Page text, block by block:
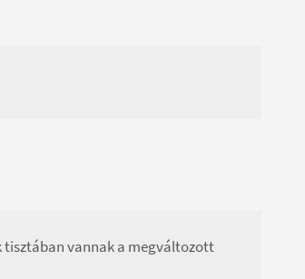
tisztában vannak a megváltozott